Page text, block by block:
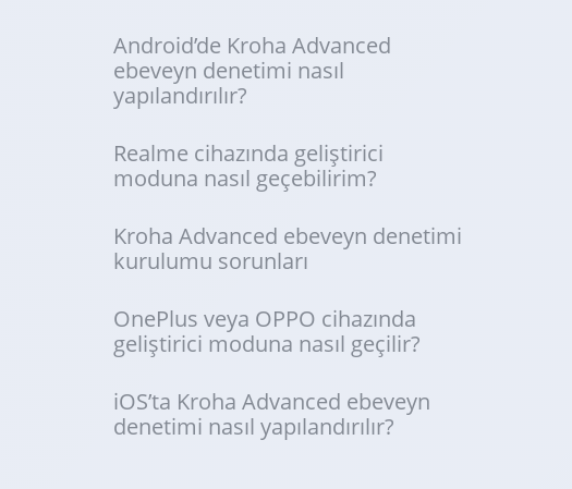
Android’de Kroha Advanced
ebeveyn denetimi nasıl
yapılandırılır?
Realme cihazında geliştirici
moduna nasıl geçebilirim?
Kroha Advanced ebeveyn denetimi
kurulumu sorunları
OnePlus veya OPPO cihazında
geliştirici moduna nasıl geçilir?
iOS’ta Kroha Advanced ebeveyn
denetimi nasıl yapılandırılır?